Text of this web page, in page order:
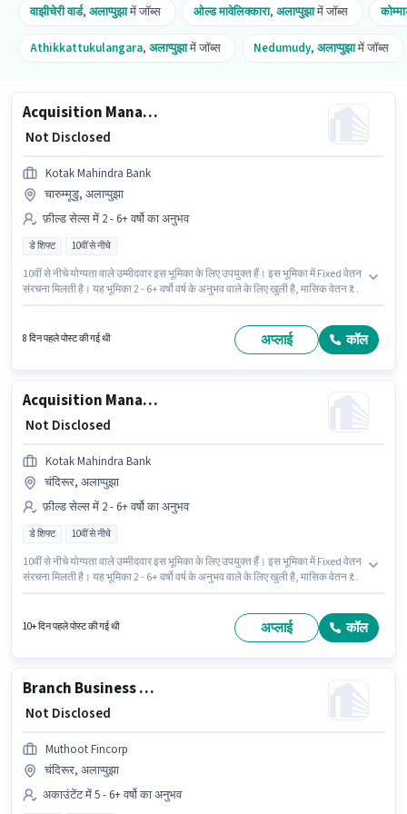
वाझीचेरी वार्ड, अलाप्पुझामें जॉब्स ओल्ड मावेलिक्कारा, अलाप्पुझामें जॉब्स
Athikkattukulangara, अलाप्पुझामें जॉब्स Nedumudy, अलाप्पुझामें जॉब्स
Acquisition Manager
₹ Not Disclosed
Kotak Mahindra Bank
चारुम्मूडु, अलाप्पुझा
फ़ील्ड सेल्स में 2 - 6+ वर्षो का अनुभव
डे शिफ्ट 10वीं से नीचे
10वीं से नीचे योग्यता वाले उम्मीदवार इस भूमिका के लिए उपयुक्त हैं। इस भूमिका में Fixed वेतन
संरचना मिलती है। यह भूमिका 2 - 6+ वर्षो वर्ष के अनुभव वाले के लिए खुली है, मासिक वेतन ₹1
में Acquisition Manager के रूप में जुड़ें।
8 दिन पहले पोस्ट की गई थी अप्लाई कॉल
Acquisition Manager
₹ Not Disclosed
Kotak Mahindra Bank
चंदिरूर, अलाप्पुझा
फ़ील्ड सेल्स में 2 - 6+ वर्षो का अनुभव
डे शिफ्ट 10वीं से नीचे
10वीं से नीचे योग्यता वाले उम्मीदवार इस भूमिका के लिए उपयुक्त हैं। इस भूमिका में Fixed वेतन
संरचना मिलती है। यह भूमिका 2 - 6+ वर्षो वर्ष के अनुभव वाले के लिए खुली है, मासिक वेतन ₹1
सक्रिय रूप से हायर कर रहा है। यह नौकरी चंदिरूर, अलाप्पुझा में स्थित है।
10+ दिन पहले पोस्ट की गई थी अप्लाई कॉल
Branch Business Manager - Secured & Unsecured Lending
₹ Not Disclosed
Muthoot Fincorp
चंदिरूर, अलाप्पुझा
अकाउंटेंट में 5 - 6+ वर्षो का अनुभव